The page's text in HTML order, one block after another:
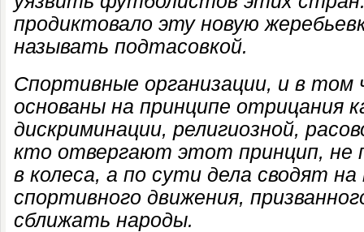
продиктовало эту новую
называть подтасовкой.
Спортивные организации, и в том
основаны на принципе отрицания
дискриминации, религиозной,
кто отвергают этот принцип, не
в колеса, а по сути дела сводят
спортивного движения,
сближать народы.